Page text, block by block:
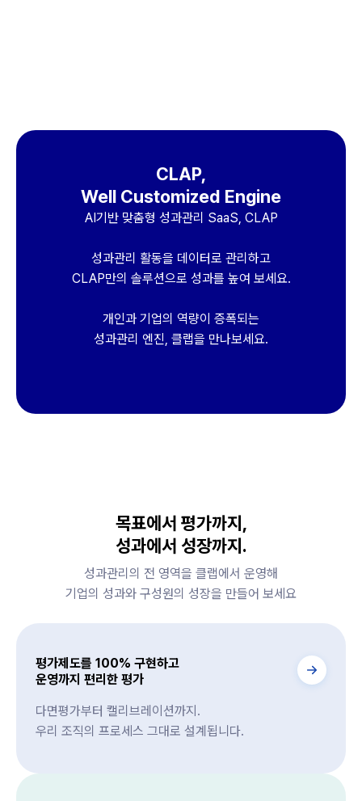
CLAP,
Well Customized Engine
AI기반 맞춤형 성과관리 SaaS, CLAP
성과관리 활동을 데이터로 관리하고
CLAP만의 솔루션으로 성과를 높여 보세요.
개인과 기업의 역량이 증폭되는
성과관리 엔진, 클랩을 만나보세요.
목표에서 평가까지,
성과에서 성장까지.
성과관리의 전 영역을 클랩에서 운영해
기업의 성과와 구성원의 성장을 만들어 보세요
평가제도를 100% 구현하고
운영까지 편리한 평가
다면평가부터 캘리브레이션까지.
우리 조직의 프로세스 그대로 설계됩니다.